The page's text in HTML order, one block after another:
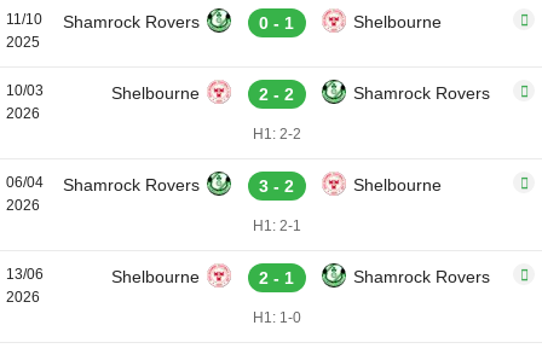
11/10
2025
Shamrock Rovers 0 - 1 Shelbourne
10/03
2026
Shelbourne 2 - 2 Shamrock Rovers
H1: 2-2
06/04
2026
Shamrock Rovers 3 - 2 Shelbourne
H1: 2-1
13/06
2026
Shelbourne 2 - 1 Shamrock Rovers
H1: 1-0